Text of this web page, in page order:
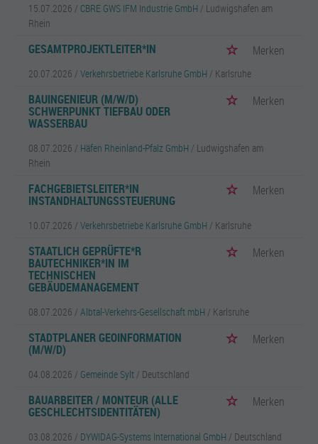
15.07.2026 / CBRE GWS IFM Industrie GmbH / Ludwigshafen am
Rhein
GESAMTPROJEKTLEITER*IN Merken
20.07.2026 / Verkehrsbetriebe Karlsruhe GmbH / Karlsruhe
BAUINGENIEUR (M/W/D)
SCHWERPUNKT TIEFBAU ODER
WASSERBAU
Merken
08.07.2026 / Häfen Rheinland-Pfalz GmbH / Ludwigshafen am
Rhein
FACHGEBIETSLEITER*IN
INSTANDHALTUNGSSTEUERUNG
Merken
10.07.2026 / Verkehrsbetriebe Karlsruhe GmbH / Karlsruhe
STAATLICH GEPRÜFTE*R
BAUTECHNIKER*IN IM
TECHNISCHEN
GEBÄUDEMANAGEMENT
Merken
08.07.2026 / Albtal-Verkehrs-Gesellschaft mbH / Karlsruhe
STADTPLANER GEOINFORMATION
(M/W/D)
Merken
04.08.2026 / Gemeinde Sylt / Deutschland
BAUARBEITER / MONTEUR (ALLE
GESCHLECHTSIDENTITÄTEN)
Merken
03.08.2026 / DYWIDAG-Systems International GmbH / Deutschland